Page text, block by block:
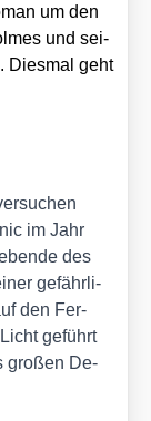
um den
und sei­
Dies­mal geht
im Jahr
des
ge­fähr­li­
den Fer­
ge­führt
gro­ßen De­